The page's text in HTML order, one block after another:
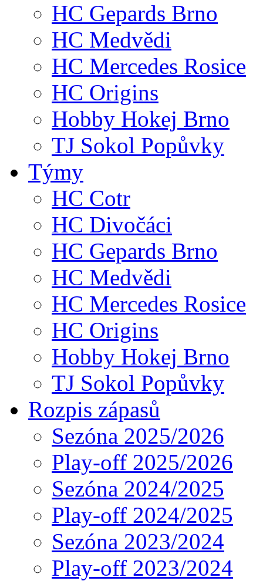
HC Gepards Brno
HC Medvědi
HC Mercedes Rosice
HC Origins
Hobby Hokej Brno
TJ Sokol Popůvky
Týmy
HC Cotr
HC Divočáci
HC Gepards Brno
HC Medvědi
HC Mercedes Rosice
HC Origins
Hobby Hokej Brno
TJ Sokol Popůvky
Rozpis zápasů
Sezóna 2025/2026
Play-off 2025/2026
Sezóna 2024/2025
Play-off 2024/2025
Sezóna 2023/2024
Play-off 2023/2024